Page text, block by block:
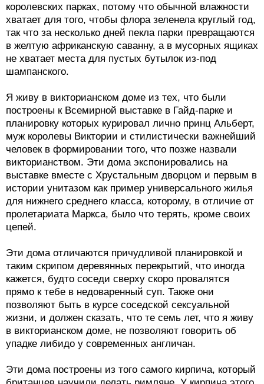
королевских парках, потому что обычной влажности
хватает для того, чтобы флора зеленела круглый год,
так что за несколько дней пекла парки превращаются
в желтую африканскую саванну, а в мусорных ящиках
не хватает места для пустых бутылок из-под
шампанского.
Я живу в викторианском доме из тех, что были
построены к Всемирной выставке в Гайд-парке и
планировку которых курировал лично принц Альберт,
муж королевы Виктории и стилистически важнейший
человек в формировании того, что позже назвали
викторианством. Эти дома экспонировались на
выставке вместе с Хрустальным дворцом и первым в
истории унитазом как пример универсального жилья
для нижнего среднего класса, которому, в отличие от
пролетариата Маркса, было что терять, кроме своих
цепей.
Эти дома отличаются причудливой планировкой и
таким скрипом деревянных перекрытий, что иногда
кажется, будто соседи сверху скоро провалятся
прямо к тебе в недоваренный суп. Также они
позволяют быть в курсе соседской сексуальной
жизни, и должен сказать, что те семь лет, что я живу
в викторианском доме, не позволяют говорить об
упадке либидо у современных англичан.
Эти дома построены из того самого кирпича, который